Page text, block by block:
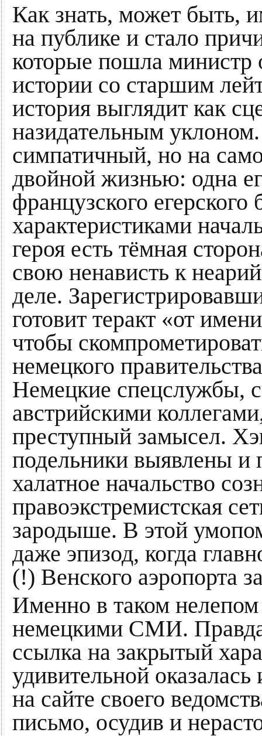
Как знать, может быть,
на публике и стало
которые пошла министр
истории со старшим
история выглядит как
назидательным
симпатичный, но на
двойной жизнью: одна
французского
характеристиками
героя есть тёмная
свою ненависть к
деле.
готовит теракт «от
чтобы
немецкого
Немецкие спецслужбы,
австрийскими
преступный замысел.
подельники выявлены и
халатное начальство
правоэкстремистская
зародыше. В этой
даже эпизод, когда
(!) Венского аэропорта
Именно в таком
немецкими СМИ.
ссылка на закрытый
удивительной
на сайте своего
письмо, осудив и